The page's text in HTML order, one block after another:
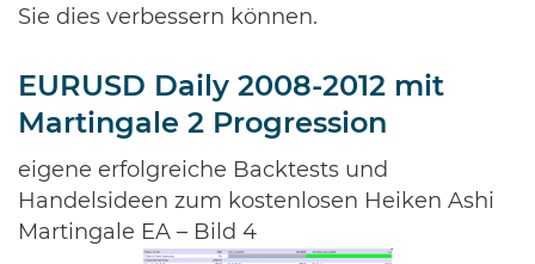
Sie dies verbessern können.
EURUSD Daily 2008-2012 mit
Martingale 2 Progression
eigene erfolgreiche Backtests und
Handelsideen zum kostenlosen Heiken Ashi
Martingale EA – Bild 4